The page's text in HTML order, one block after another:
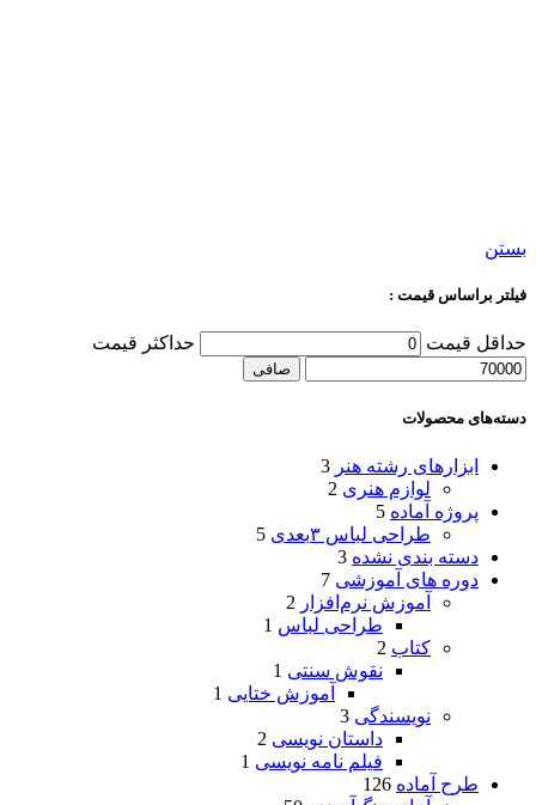
بستن
فیلتر براساس قیمت :
حداقل قیمت حداكثر قيمت
صافی
دسته‌های محصولات
ابزارهای رشته هنر 3
لوازم هنری 2
پروژه آماده 5
طراحی لباس ۳بعدی
5
دسته بندی نشده 3
دوره های آموزشی 7
آموزش نرم‌افزار 2
طراحی لباس 1
کتاب 2
نقوش سنتی 1
آموزش ختایی 1
نویسندگی 3
داستان نویسی 2
فیلم نامه نویسی 1
طرح آماده 126